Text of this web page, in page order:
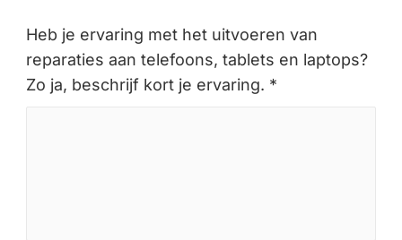
Heb je ervaring met het uitvoeren van
reparaties aan telefoons, tablets en laptops?
Zo ja, beschrijf kort je ervaring. *